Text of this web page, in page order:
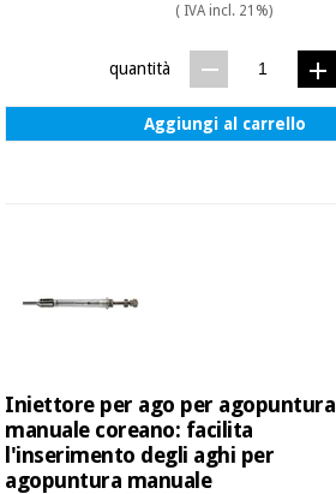
( IVA incl. 21%)
quantità
Aggiungi al carrello
Iniettore per ago per agopuntura
manuale coreano: facilita
l'inserimento degli aghi per
agopuntura manuale